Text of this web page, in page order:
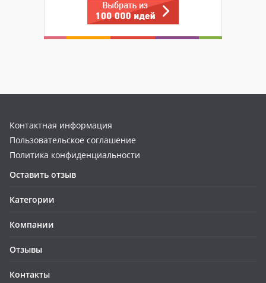
Контактная информация
Пользовательское соглашение
Политика конфиденциальности
Оставить отзыв
Категории
Компании
Отзывы
Контакты